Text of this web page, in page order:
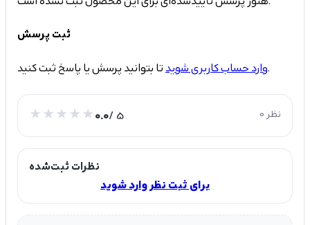
ثبت پرسش
وارد حساب کاربری شویدتا بتوانید پرسش یا پاسخ ثبت کنید.
0.0/ 5 0 نظر
نظرات ثبت‌شده
برای ثبت نظر وارد شوید